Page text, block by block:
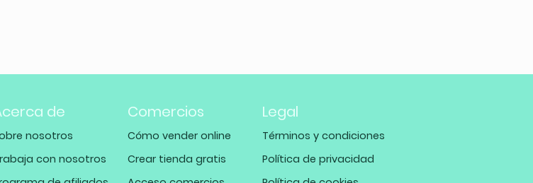
de
nosotros
con nosotros
Comercios
Cómo vender online
Crear tienda gratis
Legal
Términos y condiciones
Política de privacidad